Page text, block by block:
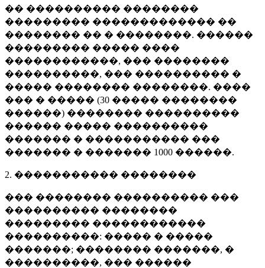
�� ���������� ��������
��������� ������������� ��
�������� �� � ��������. ������
��������� ����� ����
������������, ��� ��������
����������, ��� ���������� �
����� �������� ��������. ����
��� � ����� (30 ����� ��������
������) �������� ����������
������ ����� ����������
������� � ����������� ���
������� � ������� 1000 ������.
2. ����������� ��������
��� �������� ���������� ���
���������� ��������
��������� ������������
����������: ����� � �����
�������; �������� �������, �
����������, ��� ������